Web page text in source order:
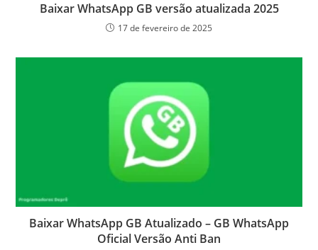
Baixar WhatsApp GB versão atualizada 2025
17 de fevereiro de 2025
Baixar WhatsApp GB Atualizado – GB WhatsApp
Oficial Versão Anti Ban